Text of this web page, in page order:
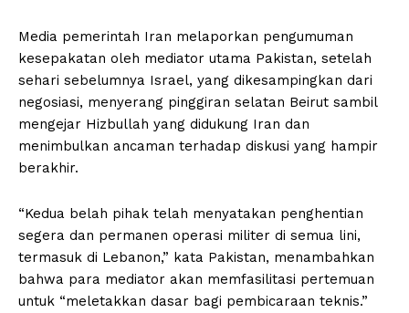
Media pemerintah Iran melaporkan pengumuman
kesepakatan oleh mediator utama Pakistan, setelah
sehari sebelumnya Israel, yang dikesampingkan dari
negosiasi, menyerang pinggiran selatan Beirut sambil
mengejar Hizbullah yang didukung Iran dan
menimbulkan ancaman terhadap diskusi yang hampir
berakhir.
“Kedua belah pihak telah menyatakan penghentian
segera dan permanen operasi militer di semua lini,
termasuk di Lebanon,” kata Pakistan, menambahkan
bahwa para mediator akan memfasilitasi pertemuan
untuk “meletakkan dasar bagi pembicaraan teknis.”